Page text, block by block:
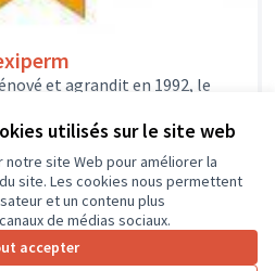
utilisés sur le site web
site Web pour améliorer la
site. Les cookies nous permettent
et un contenu plus
de médias sociaux.
accepter
et agrandit en 1992, le
3 4 …